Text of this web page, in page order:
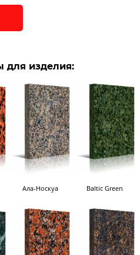
для изделия:
Ала-Носкуа Baltic Green